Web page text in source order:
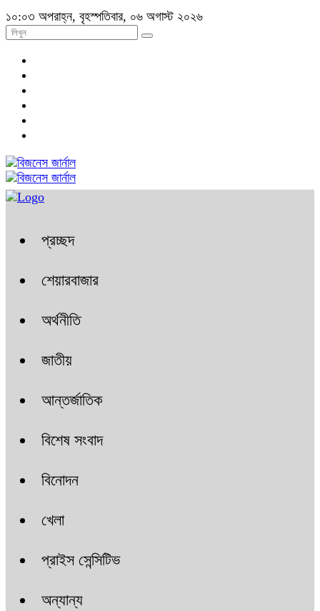
১০:০৩ অপরাহ্ন, বৃহস্পতিবার, ০৬ অগাস্ট ২০২৬
প্রচ্ছদ
শেয়ারবাজার
অর্থনীতি
জাতীয়
আন্তর্জাতিক
বিশেষ সংবাদ
বিনোদন
খেলা
প্রাইস সেন্সিটিভ
অন্যান্য